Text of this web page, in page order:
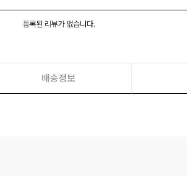
등록된 리뷰가 없습니다.
배송정보